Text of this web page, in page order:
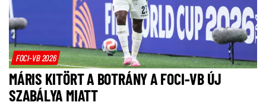
FOCI-VB 2026
MÁRIS KITÖRT A BOTRÁNY A FOCI-VB ÚJ
SZABÁLYA MIATT